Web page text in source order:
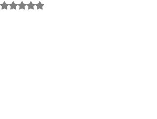
Avaliado com NaN de 5 estrelas.